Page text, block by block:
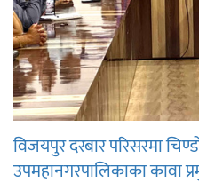
विजयपुर दरबार परिसरमा
उपमहानगरपालिकाका कावा